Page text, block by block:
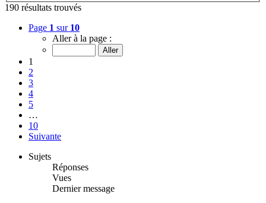
190 résultats trouvés
Page 1 sur 10
Aller à la page :
1
2
3
4
5
…
10
Suivante
Sujets
Réponses
Vues
Dernier message